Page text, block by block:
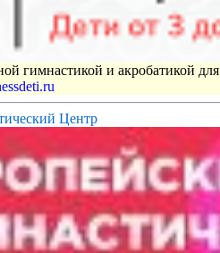
гимнастикой и акробатикой
Центр